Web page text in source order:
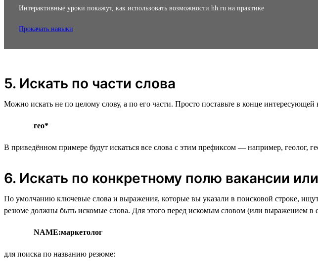
Интерактивные уроки покажут, как использовать возможности hh.ru на практике
Прокачать навыки
5. Искать по части слова
Можно искать не по целому слову, а по его части. Просто поставьте в конце интересующей
гео*
В приведённом примере будут искаться все слова с этим префиксом — например, геолог,
6. Искать по конкретному полю вакансии
По умолчанию ключевые слова и выражения, которые вы указали в поисковой строке,
резюме должны быть искомые слова. Для этого перед искомым словом (или выражением в
NAME:маркетолог
для поиска по названию резюме: